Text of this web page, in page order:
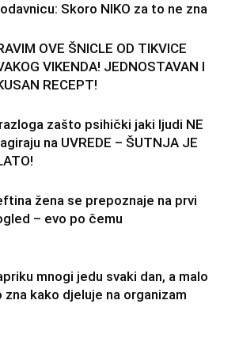
Skoro NIKO za to ne zna
OVE ŠNICLE OD TIKVICE
VIKENDA! JEDNOSTAVAN I
RECEPT!
zašto psihički jaki ljudi NE
na UVREDE – ŠUTNJA JE
žena se prepoznaje na prvi
– evo po čemu
mnogi jedu svaki dan, a malo
zna kako djeluje na organizam